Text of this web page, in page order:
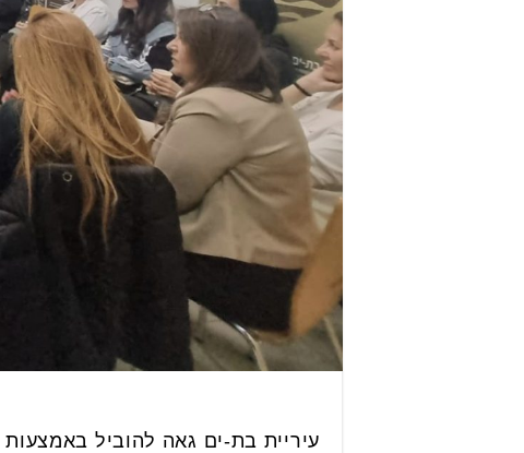
עיריית בת-ים גאה להוביל